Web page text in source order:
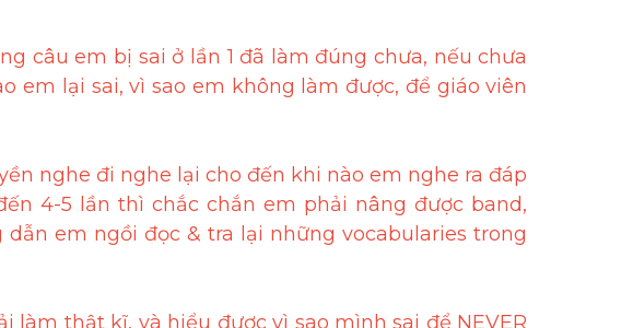
câu em bị sai ở lần 1 đã làm đúng chưa, nếu chưa
em lại sai, vì sao em không làm được, để giáo viên
nghe đi nghe lại cho đến khi nào em nghe ra đáp
4-5 lần thì chắc chắn em phải nâng được band,
em ngồi đọc & tra lại những vocabularies trong
làm thật kĩ, và hiểu được vì sao mình sai để NEVER